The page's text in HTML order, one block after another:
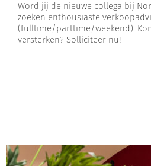
Word jij de nieuwe collega bij
zoeken enthousiaste
(fulltime/parttime/weekend).
versterken? Solliciteer nu!